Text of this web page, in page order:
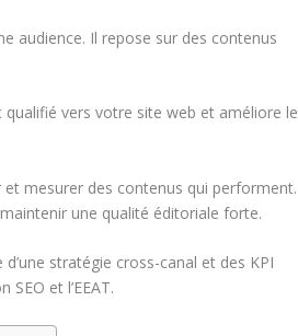
audience. Il repose sur des contenus
vers votre site web et améliore le
mesurer des contenus qui performent.
une qualité éditoriale forte.
stratégie cross-canal et des KPI
et l’EEAT.